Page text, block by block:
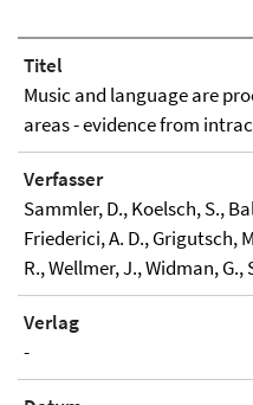
Titel
Music and language are
areas - evidence from
Verfasser
Sammler, D., Koelsch, S.,
Friederici, A. D., Grigutsch,
R., Wellmer, J., Widman,
Verlag
-